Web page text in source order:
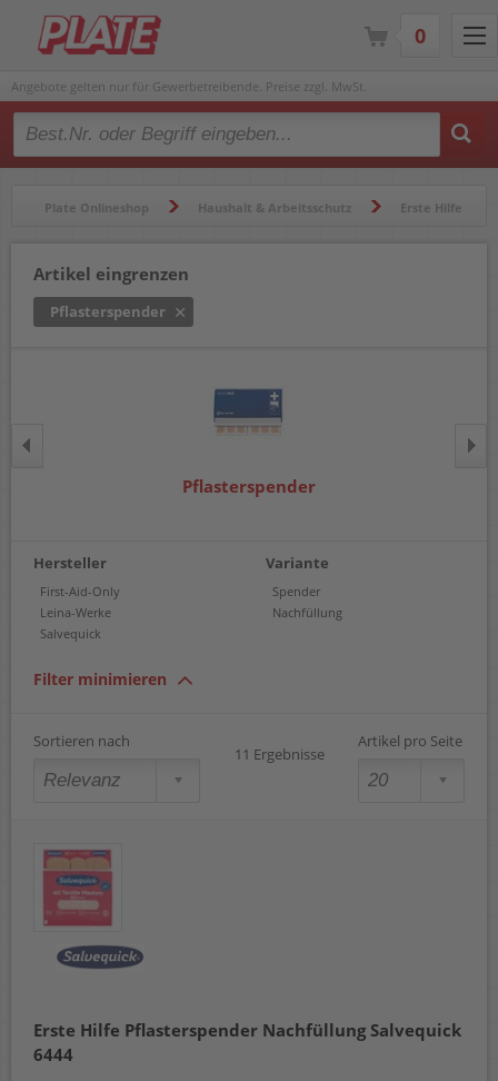
Angebote gelten nur für Gewerbetreibende. Preise zzgl. MwSt.
Type 2 or more characters for results.
Plate Onlineshop Haushalt & Arbeitsschutz Erste Hilfe
Artikel eingrenzen
Pflasterspender
Pflasterspender
Hersteller
First-Aid-Only
Leina-Werke
Salvequick
Variante
Spender
Nachfüllung
Filter minimieren
Sortieren nach
11 Ergebnisse
Artikel pro Seite
Erste Hilfe Pflasterspender Nachfüllung Salvequick
6444
0